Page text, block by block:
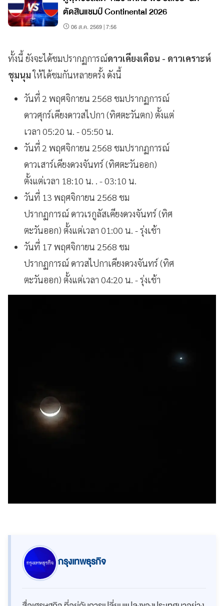
ตัดสินแชมป์ Continental 2026
06 ส.ค. 2569 | 7:56
ทั้งนี้ ยังจะได้ชมปรากฏการณ์ดาวเคียงเดือน - ดาวเคราะห์
ชุมนุมให้ได้ชมกันหลายครั้ง ดังนี้
วันที่ 2 พฤศจิกายน 2568 ชมปรากฏการณ์
ดาวศุกร์เคียงดาวสไปกา (ทิศตะวันตก) ตั้งแต่
เวลา 05:20 น. - 05:50 น.
วันที่ 2 พฤศจิกายน 2568 ชมปรากฏการณ์
ดาวเสาร์เคียงดวงจันทร์ (ทิศตะวันออก)
ตั้งแต่เวลา 18:10 น. . - 03:10 น.
วันที่ 13 พฤศจิกายน 2568 ชม
ปรากฏการณ์ ดาวเรกูลัสเคียงดวงจันทร์ (ทิศ
ตะวันออก) ตั้งแต่เวลา 01:00 น. - รุ่งเช้า
วันที่ 17 พฤศจิกายน 2568 ชม
ปรากฏการณ์ ดาวสไปกาเคียงดวงจันทร์ (ทิศ
ตะวันออก) ตั้งแต่เวลา 04:20 น. - รุ่งเช้า
กรุงเทพธุรกิจ